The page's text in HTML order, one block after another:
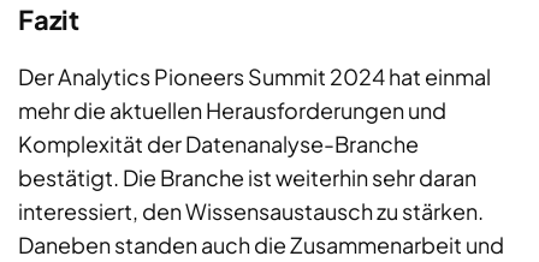
Fazit
Der Analytics Pioneers Summit 2024 hat einmal
mehr die aktuellen Herausforderungen und
Komplexität der Datenanalyse-Branche
bestätigt. Die Branche ist weiterhin sehr daran
interessiert, den Wissensaustausch zu stärken.
Daneben standen auch die Zusammenarbeit und